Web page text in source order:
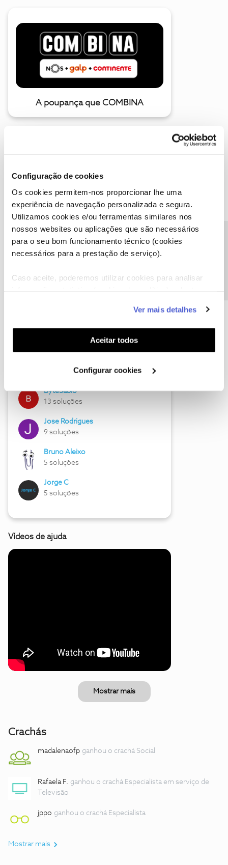
Configuração de cookies
Os cookies permitem-nos proporcionar lhe uma
experiência de navegação personalizada e segura.
Utilizamos cookies e/ou ferramentas similares nos
nossos websites ou aplicações que são necessários
para o seu bom funcionamento técnico (cookies
necessários para a prestação de serviço).
Caso aceite, poderemos utilizar cookies para analisar
funcionalidades (cookies de personalização e
funcionalidade) e adaptar anúncios aos seus interesses
(cookies de publicidade personalizada). Pode gerir a
utilização dos cookies clicando em "Configurar
Ver mais detalhes
Aceitar todos
Configurar cookies
A poupança que COMBINA
Descubra as novidades de julho
Hall of Fame de julho
17 soluções
ByteSábio
13 soluções
Jose Rodrigues
9 soluções
Bruno Aleixo
5 soluções
Jorge C
5 soluções
Vídeos de ajuda
Mostrar mais
Crachás
madalenaofp ganhou o crachá Social
Rafaela F. ganhou o crachá Especialista em serviço de
Televisão
jppo ganhou o crachá Especialista
Mostrar mais